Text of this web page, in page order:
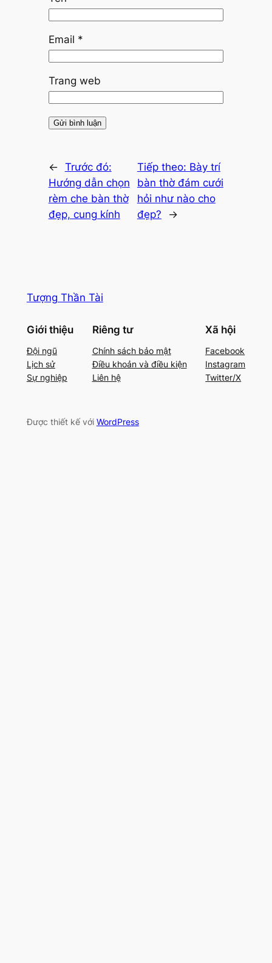
Email *
Trang web
← Trước đó:
Hướng dẫn chọn
rèm che bàn thờ
đẹp, cung kính
Tiếp theo: Bày trí
bàn thờ đám cưới
hỏi như nào cho
đẹp?
→
Tượng Thần Tài
Giới thiệu
Đội ngũ
Lịch sử
Sự nghiệp
Riêng tư
Chính sách bảo mật
Điều khoản và điều kiện
Liên hệ
Xã hội
Facebook
Instagram
Twitter/X
Được thiết kế với WordPress